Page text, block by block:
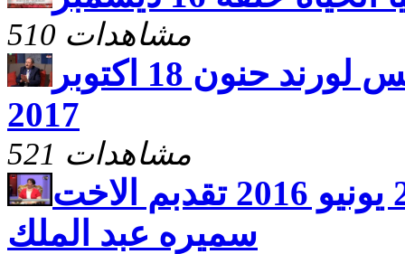
510 مشاهدات
لى الحياة مع القس لورند حنون 18 اكتوبر
2017
521 مشاهدات
ليا الحياة حلقة 29 يونيو 2016 تقدبم الاخت
سميره عبد الملك